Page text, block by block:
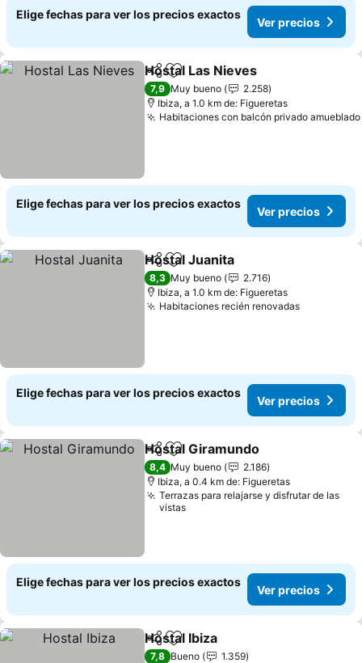
Elige fechas para ver los precios exactos
Ver precios
CompartirAgregar a favoritos
Hostal Las Nieves
7,9 Muy bueno
2.258
Ibiza, a 1.0 km de: Figueretas
Habitaciones con balcón privado amueblado
Elige fechas para ver los precios exactos
Ver precios
CompartirAgregar a favoritos
Hostal Juanita
8,3 Muy bueno
2.716
Ibiza, a 1.0 km de: Figueretas
Habitaciones recién renovadas
Elige fechas para ver los precios exactos
Ver precios
CompartirAgregar a favoritos
Hostal Giramundo
8,4 Muy bueno
2.186
Ibiza, a 0.4 km de: Figueretas
Terrazas para relajarse y disfrutar de las
vistas
Elige fechas para ver los precios exactos
Ver precios
CompartirAgregar a favoritos
Hostal Ibiza
7,8 Bueno
1.359